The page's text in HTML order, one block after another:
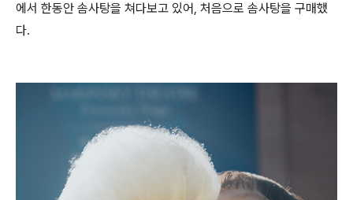
에서 한동안 솜사탕을 쳐다보고 있어, 처음으로 솜사탕을 구매했
다.